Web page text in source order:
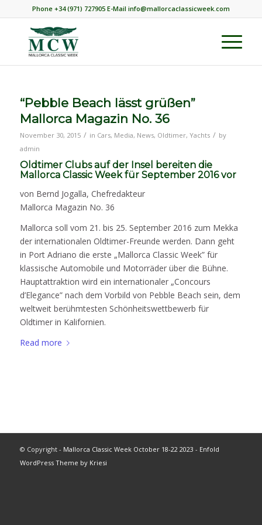
Phone +34 (971) 727905 E-Mail info@mallorcaclassicweek.com
“Pebble Beach lässt grüßen”
Mallorca Magazin No. 36
November 30, 2015 / in Cars, Media, News, Oldtimer, Yachts / by
admin
Oldtimer Clubs auf der Insel bereiten die
Mallorca Classic Week für September 2016 vor
von Bernd Jogalla, Chefredakteur
Mallorca Magazin No. 36
Mallorca soll vom 21. bis 25. September 2016 zum Mekka
der internationalen Oldtimer-Freunde werden. Dann geht
in Port Adriano die erste „Mallorca Classic Week” für
klassische Automobile und Motorräder über die Bühne.
Hauptattraktion wird ein internationaler „Concours
d’Elegance” nach dem Vorbild von Pebble Beach sein, dem
weltweit berühmtesten Schönheitswettbewerb für
Oldtimer in Kalifornien.
Read more
© Copyright - Mallorca Classic Week October 18-22 2023 - Enfold
WordPress Theme by Kriesi